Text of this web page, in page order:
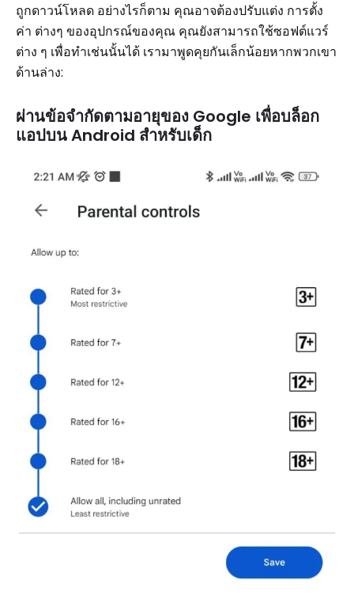
ถูกดาวน์โหลด อย่างไรก็ตาม คุณอาจต้องปรับแต่ง การตั้ง
ค่า ต่างๆ ของอุปกรณ์ของคุณ คุณยังสามารถใช้ซอฟต์แวร์
ต่าง ๆ เพื่อทำเช่นนั้นได้ เรามาพูดคุยกันเล็กน้อยหากพวกเขา
ด้านล่าง:
ผ่านข้อจำกัดตามอายุของ Google เพื่อบล็อก
แอปบน Android สำหรับเด็ก